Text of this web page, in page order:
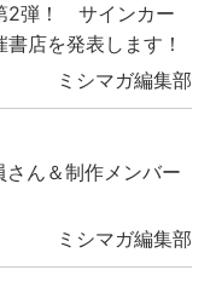
2弾！ サインカー
店を発表します！
ミシマガ編集部
ん＆制作メンバー
ミシマガ編集部